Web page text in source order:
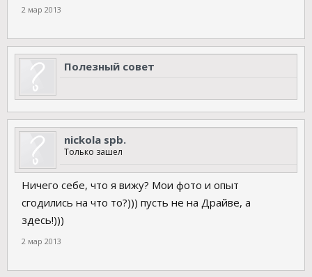
2 мар 2013
Полезный совет
nickola spb.
Только зашел
Ничего себе, что я вижу? Мои фото и опыт
сгодились на что то?))) пусть не на Драйве, а
здесь!)))
2 мар 2013